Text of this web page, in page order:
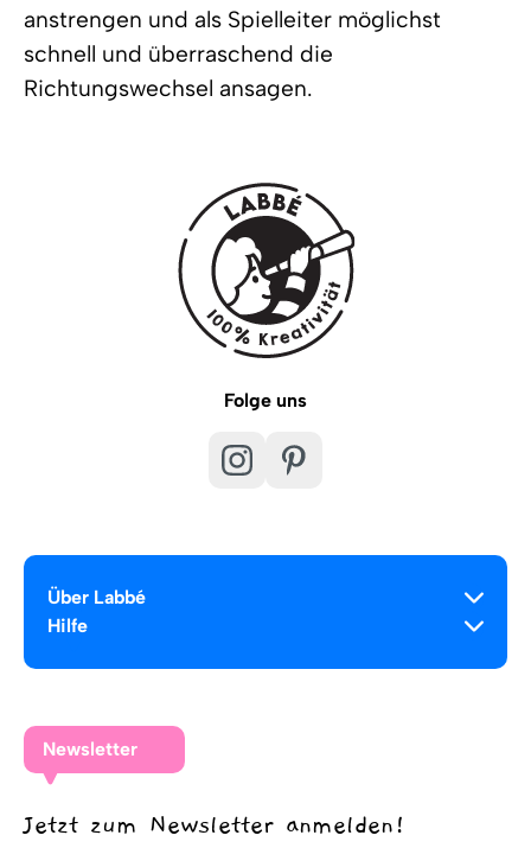
anstrengen und als Spielleiter möglichst
schnell und überraschend die
Richtungswechsel ansagen.
Folge uns
Über Labbé
Hilfe
Newsletter
Jetzt zum Newsletter anmelden!